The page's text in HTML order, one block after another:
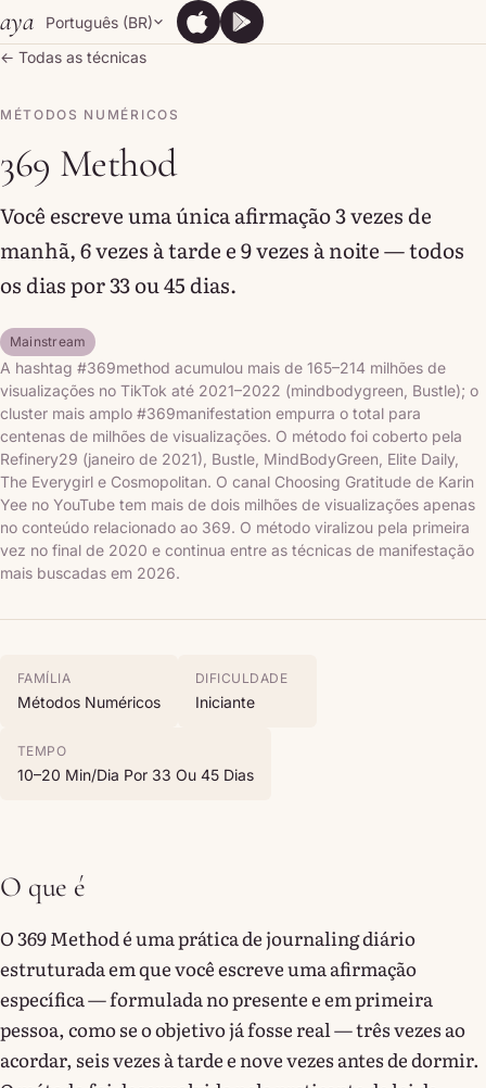
Skip to content
aya Português (BR) App Store
App StoreGoogle Play
Google Play
← Todas as técnicas
MÉTODOS NUMÉRICOS
369 Method
Você escreve uma única afirmação 3 vezes de
manhã, 6 vezes à tarde e 9 vezes à noite — todos
os dias por 33 ou 45 dias.
Mainstream
A hashtag #369method acumulou mais de 165–214 milhões de
visualizações no TikTok até 2021–2022 (mindbodygreen, Bustle); o
cluster mais amplo #369manifestation empurra o total para
centenas de milhões de visualizações. O método foi coberto pela
Refinery29 (janeiro de 2021), Bustle, MindBodyGreen, Elite Daily,
The Everygirl e Cosmopolitan. O canal Choosing Gratitude de Karin
Yee no YouTube tem mais de dois milhões de visualizações apenas
no conteúdo relacionado ao 369. O método viralizou pela primeira
vez no final de 2020 e continua entre as técnicas de manifestação
mais buscadas em 2026.
FAMÍLIA
Métodos Numéricos
DIFICULDADE
Iniciante
TEMPO
10–20 Min/dia Por 33 Ou 45 Dias
O que é
O 369 Method é uma prática de journaling diário
estruturada em que você escreve uma afirmação
específica — formulada no presente e em primeira
pessoa, como se o objetivo já fosse real — três vezes ao
acordar, seis vezes à tarde e nove vezes antes de dormir.